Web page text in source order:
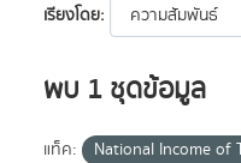
เรียงโดย
พบ 1 ชุดข้อมูล
แท็ค: National Income of